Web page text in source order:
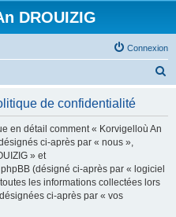
DROUIZIG
Connexion
de confidentialité
en détail comment « Korvigelloù An
ci-après par « nous »,
» et
(désigné ci-après par « logiciel
les informations collectées lors
ci-après par « vos